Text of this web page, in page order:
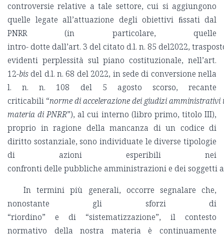
controversie relative a tale settore, cui si aggiungono
quelle legate all’attuazione degli obiettivi ﬁssati dal
PNRR (in particolare, quelle
intro- dotte dall’art. 3 del citato d.l. n. 85 del2022,
evidenti perplessità sul piano costituzionale, nell’art.
12-bis del d.l. n. 68 del 2022, in sede di conversione nella
l. n. n. 108 del 5 agosto scorso, recante
criticabili “norme di accelerazione dei giudizi amministrativi
materia di PNRR”), al cui interno (libro primo, titolo III),
proprio in ragione della mancanza di un codice di
diritto sostanziale, sono individuate le diverse tipologie
di azioni esperibili nei
confronti delle pubbliche amministrazioni e dei soggetti
In termini più generali, occorre segnalare che,
nonostante gli sforzi di
“riordino” e di “sistematizzazione”, il contesto
normativo della nostra materia è continuamente